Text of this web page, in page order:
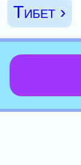
Тибет ›